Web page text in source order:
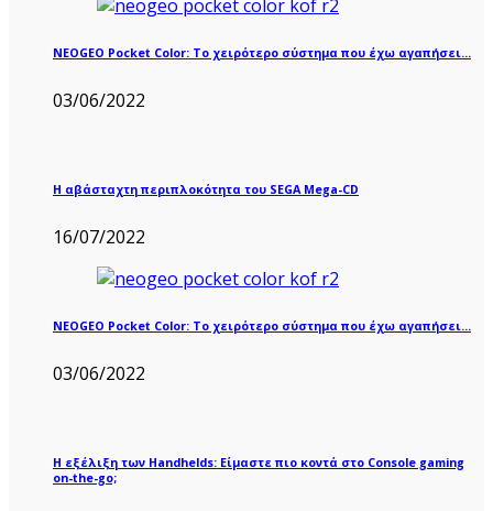
NEOGEO Pocket Color: Το χειρότερο σύστημα που έχω αγαπήσει…
03/06/2022
Η αβάσταχτη περιπλοκότητα του SEGA Mega-CD
16/07/2022
NEOGEO Pocket Color: Το χειρότερο σύστημα που έχω αγαπήσει…
03/06/2022
Η εξέλιξη των Handhelds: Είμαστε πιο κοντά στο Console gaming
on-the-go;